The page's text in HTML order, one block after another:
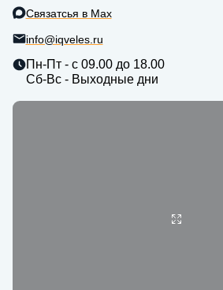
Связатсья в Max
info@iqveles.ru
Пн-Пт - с 09.00 до 18.00
Сб-Вс - Выходные дни